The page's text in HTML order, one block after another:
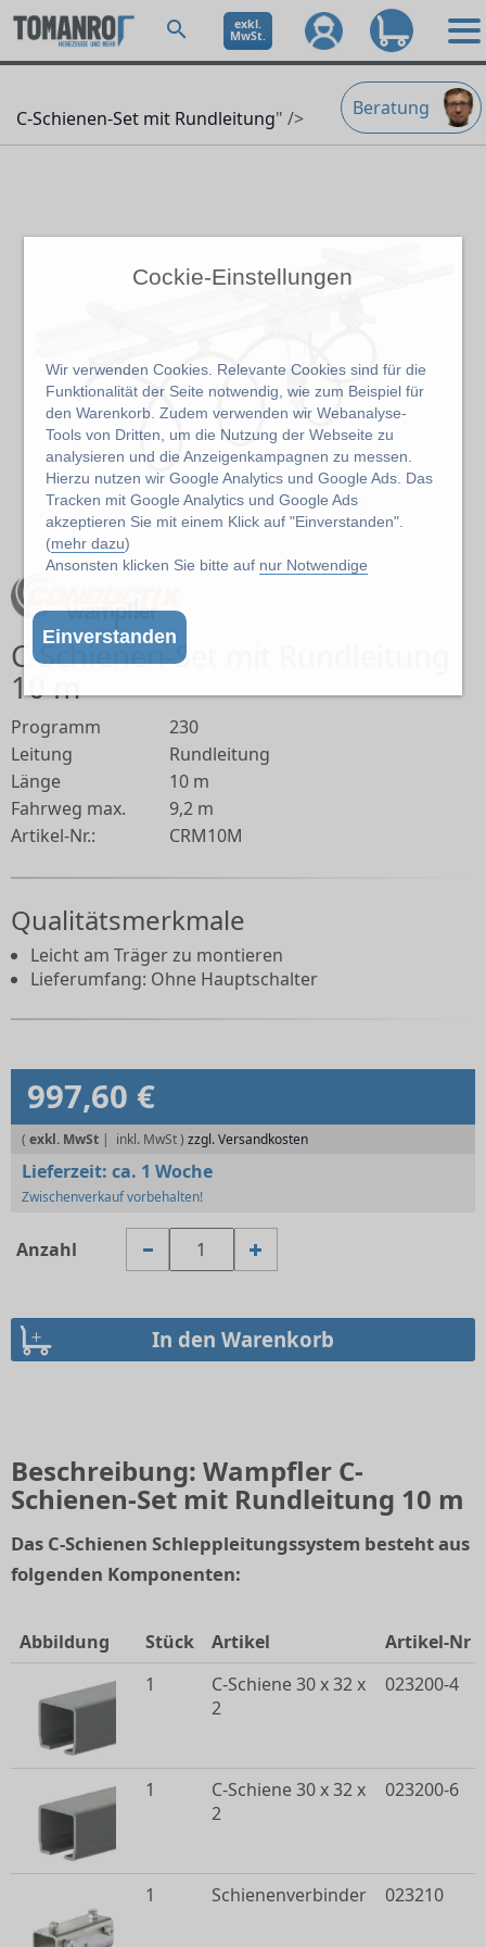
Cockie-Einstellungen
Wir verwenden Cookies. Relevante Cookies sind für die
Funktionalität der Seite notwendig, wie zum Beispiel für
den Warenkorb. Zudem verwenden wir Webanalyse-
Tools von Dritten, um die Nutzung der Webseite zu
analysieren und die Anzeigenkampagnen zu messen.
Hierzu nutzen wir Google Analytics und Google Ads. Das
Tracken mit Google Analytics und Google Ads
akzeptieren Sie mit einem Klick auf "Einverstanden".
(mehr dazu)
Ansonsten klicken Sie bitte auf nur Notwendige
Einverstanden
exkl.
MwSt.
Beratung
C-Schienen-Set mit Rundleitung" />
Abbildung kann abweichen vom Original
C-Schienen-Set mit Rundleitung
10 m
Programm
230
Leitung
Rundleitung
Länge
10 m
Fahrweg max.
9,2 m
Artikel-Nr.:
CRM10M
Qualitätsmerkmale
Leicht am Träger zu montieren
Lieferumfang: Ohne Hauptschalter
997,60 €
( exkl. MwSt | zzgl. Versandkosten
Lieferzeit: ca. 1 Woche
Zwischenverkauf vorbehalten!
Anzahl
Beschreibung: Wampfler C-
Schienen-Set mit Rundleitung 10 m
Das C-Schienen Schleppleitungssystem besteht aus
folgenden Komponenten:
Abbildung Stück Artikel
Artikel-Nr
1
C-Schiene 30 x 32 x
2
023200-4
1
C-Schiene 30 x 32 x
2
023200-6
1 Schienenverbinder 023210